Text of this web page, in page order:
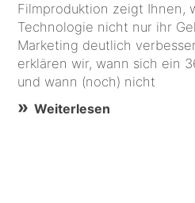
Filmproduktion zeigt Ihnen,
Technologie nicht nur ihr
Marketing deutlich verbessert. In diesem
erklären wir, wann sich ein
und wann (noch) nicht
Weiterlesen